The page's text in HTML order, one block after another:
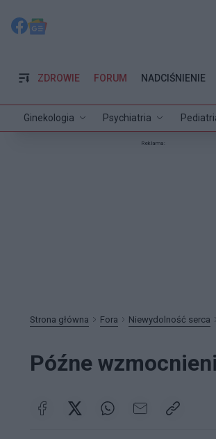
ZDROWIE
Ginekologia Psychiatria
FORUM NADCIŚNIENIE
Reklama:
Strona główna Fora Niewydolność serca
Późne